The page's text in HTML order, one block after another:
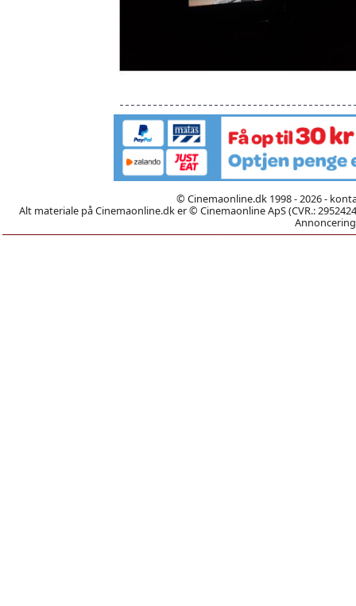
© Cinemaonline.dk 1998 - 2026 -
Alt materiale på Cinemaonline.dk er © Cinemaonline ApS (CVR.: